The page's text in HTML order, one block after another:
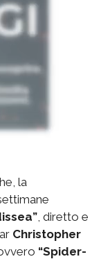
la
, diretto e
Christopher
“Spider-